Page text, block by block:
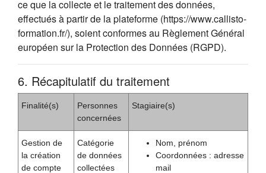
ce que la collecte et le traitement des données,
effectués à partir de la plateforme (https://www.callisto-
formation.fr/), soient conformes au Règlement Général
européen sur la Protection des Données (RGPD).
6. Récapitulatif du traitement
Finalité(s)
Personnes
concernées
Stagiaire(s)
Gestion de
la création
de compte
Catégorie
de données
collectées
Nom, prénom
Coordonnées : adresse
mail